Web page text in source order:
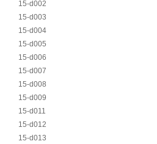
15-d002
15-d003
15-d004
15-d005
15-d006
15-d007
15-d008
15-d009
15-d011
15-d012
15-d013